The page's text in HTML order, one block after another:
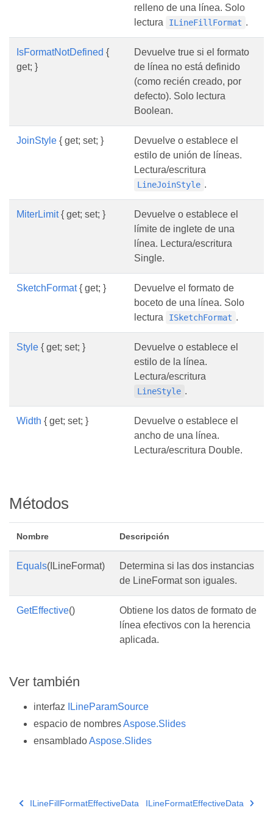
relleno de una línea. Solo
lectura
ILineFillFormat .
IsFormatNotDefined {
get; }
Devuelve true si el formato
de línea no está definido
(como recién creado, por
defecto). Solo lectura
Boolean.
JoinStyle { get; set; }
Devuelve o establece el
estilo de unión de líneas.
Lectura/escritura
LineJoinStyle .
MiterLimit{ get; set; }
Devuelve o establece el
límite de inglete de una
línea. Lectura/escritura
Single.
SketchFormat{ get; }
Devuelve el formato de
boceto de una línea. Solo
lectura
ISketchFormat .
Style { get; set; }
Devuelve o establece el
estilo de la línea.
Lectura/escritura
LineStyle .
Width { get; set; }
Devuelve o establece el
ancho de una línea.
Lectura/escritura Double.
Métodos
Nombre Descripción
Equals(ILineFormat)
Determina si las dos instancias
de LineFormat son iguales.
GetEffective()
Obtiene los datos de formato de
línea efectivos con la herencia
aplicada.
Ver también
interfaz
ILineParamSource
espacio de nombresAspose.Slides
ensambladoAspose.Slides
ILineFillFormatEffectiveData ILineFormatEffectiveData